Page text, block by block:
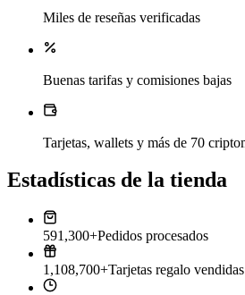
Miles de reseñas verificadas
Buenas tarifas y comisiones bajas
Tarjetas, wallets y más de 70
Estadísticas de la tienda
591,300+Pedidos procesados
1,108,700+Tarjetas regalo vendidas